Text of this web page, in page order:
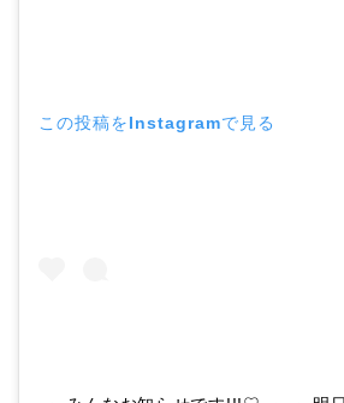
この投稿をInstagramで見る